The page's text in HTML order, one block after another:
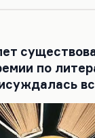
по